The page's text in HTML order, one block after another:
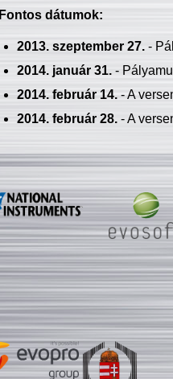
Fontos dátumok:
2013. szeptember 27.-
2014. január 31.-
2014. február 14.- A
2014. február 28.- A